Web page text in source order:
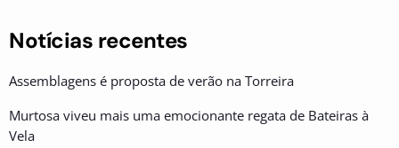
Notícias recentes
Assemblagens é proposta de verão na Torreira
Murtosa viveu mais uma emocionante regata de Bateiras à
Vela